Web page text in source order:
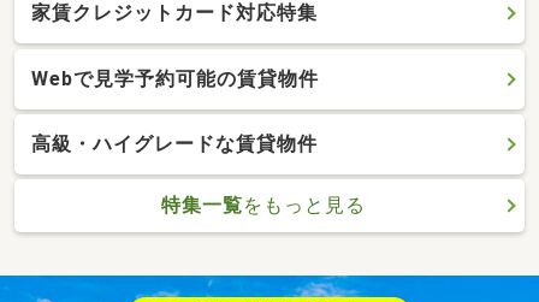
家賃クレジットカード対応特集
Webで見学予約可能の賃貸物件
高級・ハイグレードな賃貸物件
特集一覧をもっと見る